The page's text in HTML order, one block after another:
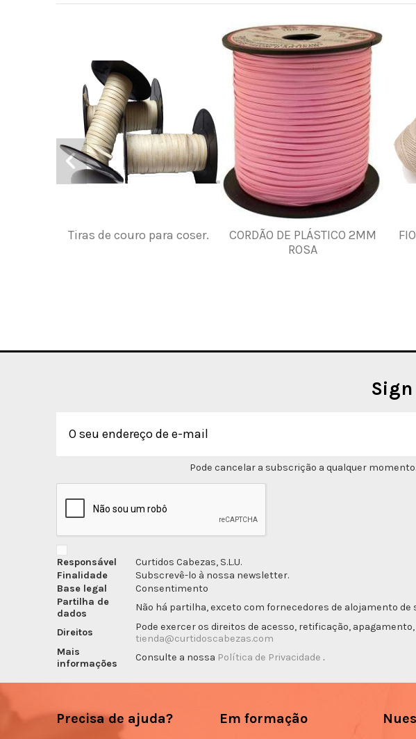
Tiras de couro para coser.
CORDÃO DE PLÁSTICO 2MM
ROSA
Pode cancelar a subscrição a qualquer
Responsável
Curtidos Cabezas, S.L.U.
Finalidade
Subscrevê-lo à nossa newsletter.
Base legal
Consentimento
Partilha de
dados
Não há partilha, exceto com fornecedores de alojamento de
Direitos
Pode exercer os direitos de acesso, retificação,
tienda@curtidoscabezas.com
Mais
informações
Consulte a nossa Política de Privacidade .
Precisa de ajuda? Em formação